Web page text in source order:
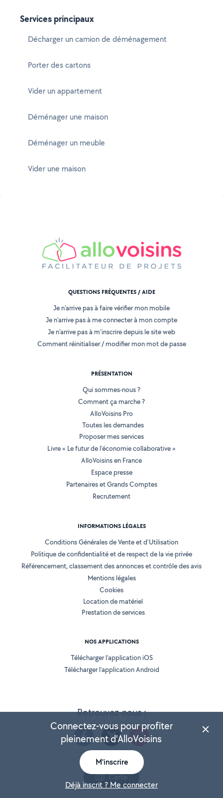
Services principaux
Décharger un camion de déménagement
Porter des cartons
Vider un appartement
Déménager une maison
Déménager un meuble
Vider une maison
Carte
Retrouvez-nous :
QUESTIONS FRÉQUENTES / AIDE
Je n'arrive pas à faire vérifier mon mobile
Je n'arrive pas à me connecter à mon compte
Je n'arrive pas à m'inscrire depuis le site web
Comment réinitialiser / modifier mon mot de passe
PRÉSENTATION
Qui sommes-nous ?
Comment ça marche ?
AlloVoisins Pro
Toutes les demandes
Proposer mes services
Livre « Le futur de l'économie collaborative »
AlloVoisins en France
Espace presse
Partenaires et Grands Comptes
Recrutement
INFORMATIONS LÉGALES
Conditions Générales de Vente et d'Utilisation
Politique de confidentialité et de respect de la vie privée
Référencement, classement des annonces et contrôle des avis
Mentions légales
Cookies
Location de matériel
Prestation de services
NOS APPLICATIONS
Télécharger l’application iOS
Télécharger l’application Android
Connectez-vous pour profiter
pleinement d'AlloVoisins
M'inscrire
Déjà inscrit ? Me connecter